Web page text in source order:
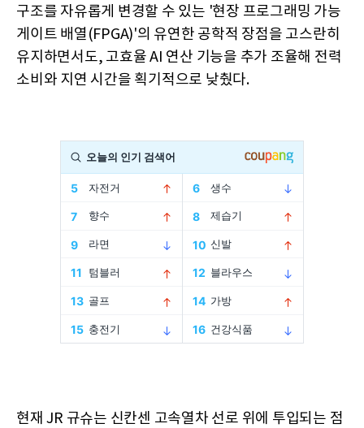
구조를 자유롭게 변경할 수 있는 '현장 프로그래밍 가능
게이트 배열(FPGA)'의 유연한 공학적 장점을 고스란히
유지하면서도, 고효율 AI 연산 기능을 추가 조율해 전력
소비와 지연 시간을 획기적으로 낮췄다.
현재 JR 규슈는 신칸센 고속열차 선로 위에 투입되는 점